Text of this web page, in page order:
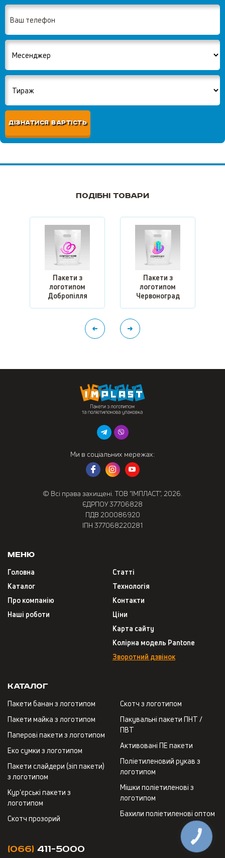
ДІЗНАТИСЯ ВАРТІСТЬ
Подібні товари
Пакети з
логотипом
Добропілля
Пакети з
логотипом
Червоноград
Ми в соціальних мережах:
© Всі права захищені. ТОВ “ІМПЛАСТ”, 2026.
ЄДРПОУ 37706828
ПДВ 200086920
ІПН 377068220281
Меню
Головна
Каталог
Про компанію
Наші роботи
Статті
Технологія
Контакти
Ціни
Карта сайту
Колірна модель Pantone
Зворотний дзвінок
Каталог
Пакети банан з логотипом
Пакети майка з логотипом
Паперові пакети з логотипом
Еко сумки з логотипом
Пакети слайдери (зіп пакети)
з логотипом
Кур'єрські пакети з
логотипом
Скотч прозорий
Скотч з логотипом
Пакувальні пакети ПНТ /
ПВТ
Активовані ПЕ пакети
Поліетиленовий рукав з
логотипом
Мішки поліетиленові з
логотипом
Бахили поліетиленові оптом
(066) 411-5000
КНОПКА
ЗВ'ЯЗКУ